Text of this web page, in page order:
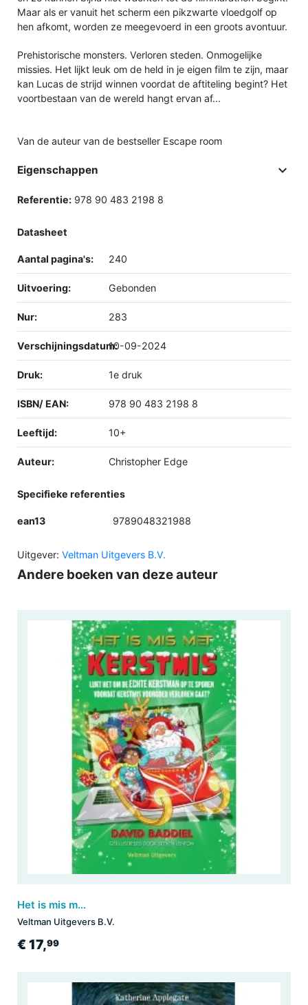
Maar als er vanuit het scherm een pikzwarte vloedgolf op
hen afkomt, worden ze meegevoerd in een groots avontuur.
Prehistorische monsters. Verloren steden. Onmogelijke
missies. Het lijkt leuk om de held in je eigen film te zijn, maar
kan Lucas de strijd winnen voordat de aftiteling begint? Het
voortbestaan van de wereld hangt ervan af...
Van de auteur van de bestseller Escape room
Eigenschappen 
Referentie: 978 90 483 2198 8
Datasheet
Aantal pagina's: 240
Uitvoering: Gebonden
Nur: 283
Verschijningsdatum:10-09-2024
Druk: 1e druk
ISBN/ EAN: 978 90 483 2198 8
Leeftijd: 10+
Auteur: Christopher Edge
Specifieke referenties
ean13 9789048321988
Uitgever: Veltman Uitgevers B.V.
Andere boeken van deze auteur
Het is mis met Kerstmis
Veltman Uitgevers B.V.
€ 17,99